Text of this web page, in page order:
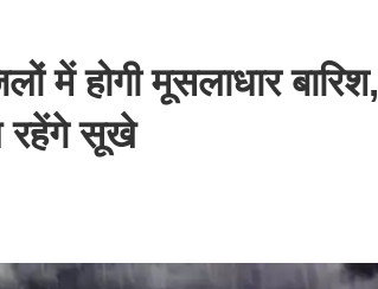
होगी मूसलाधार बारिश,
रहेंगे सूखे